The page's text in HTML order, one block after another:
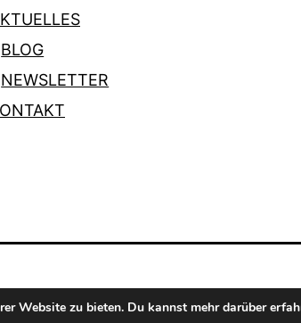
BLOG
NEWSLETTER
Website zu bieten. Du kannst mehr darüber